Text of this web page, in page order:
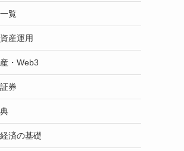
覧
産運用
・Web3
券
済の基礎